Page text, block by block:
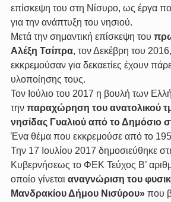
επίσκεψη του στη Νίσυρο, ως έργα
για την ανάπτυξη του νησιού.
Μετά την σημαντική επίσκεψη του
Αλέξη Τσίπρα, τον Δεκέβρη του
εκκρεμούσαν για δεκαετίες έχουν
υλοποίησης τους.
Τον Ιούλιο του 2017 η βουλή των
την παραχώρηση του ανατολικού
νησίδας Γυαλιού από το Δημόσιο
Ένα θέμα που εκκρεμούσε από το
Την 17 Ιουλίου 2017 δημοσιεύθηκε
Κυβερνήσεως το ΦΕΚ Τεύχος Β’
οποίο γίνεται αναγνώριση του
Μανδρακίου Δήμου Νισύρου» που